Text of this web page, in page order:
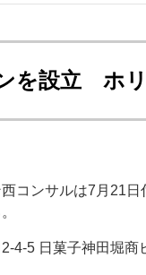
事 動画コンテンツ
ル デジタル印刷 印
負！ ～多様なビジネス
を描く
を設立 ホ
コンサルは7月21
4-5 日菓子神田堀商